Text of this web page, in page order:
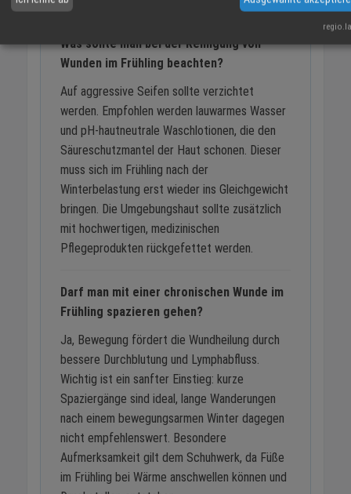
Was sollte man bei der Reinigung von
Wunden im Frühling beachten?
Auf aggressive Seifen sollte verzichtet
werden. Empfohlen werden lauwarmes Wasser
und pH-hautneutrale Waschlotionen, die den
Säureschutzmantel der Haut schonen. Dieser
muss sich im Frühling nach der
Winterbelastung erst wieder ins Gleichgewicht
bringen. Die Umgebungshaut sollte zusätzlich
mit hochwertigen, medizinischen
Pflegeprodukten rückgefettet werden.
Darf man mit einer chronischen Wunde im
Frühling spazieren gehen?
Ja, Bewegung fördert die Wundheilung durch
bessere Durchblutung und Lymphabfluss.
Wichtig ist ein sanfter Einstieg: kurze
Spaziergänge sind ideal, lange Wanderungen
nach einem bewegungsarmen Winter dagegen
nicht empfehlenswert. Besondere
Aufmerksamkeit gilt dem Schuhwerk, da Füße
im Frühling bei Wärme anschwellen können und